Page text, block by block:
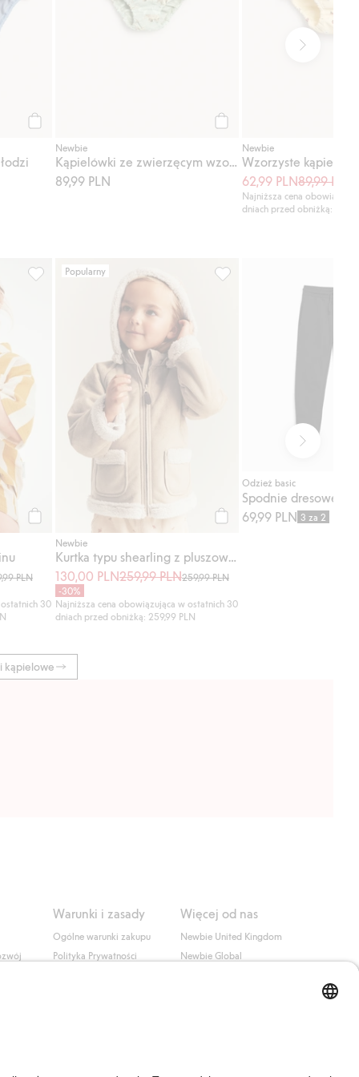
Newbie
Kąpielówki ze zwierzęcym wzorem
89,99 PLN
Newbie
Wzorzyste
62,99 PLN89,99 PLN
Najniższa cena
dniach przed obniżką: 89,99
do listy ulubione
PLN
30
Komplet w paski, z muślinu, Dodaj do listy ulubione
Popularny
Newbie
Kurtka typu shearling z pluszową podszewką
130,00 PLN259,99 PLN259,99 PLN
-30%
Najniższa cena obowiązująca w ostatnich 30
dniach przed obniżką: 259,99 PLN
Kurtka typu shearling z
Odzież basic
69,99 PLN 3 za 2
kąpielowe
Warunki i zasady
Ogólne warunki zakupu
Polityka Prywatności
Więcej od nas
Newbie United Kingdom
Newbie Global